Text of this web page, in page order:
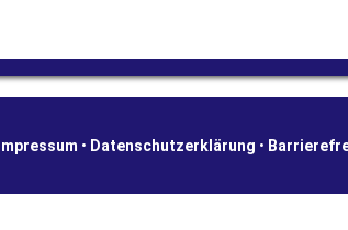
Impressum • Datenschutzerklärung •